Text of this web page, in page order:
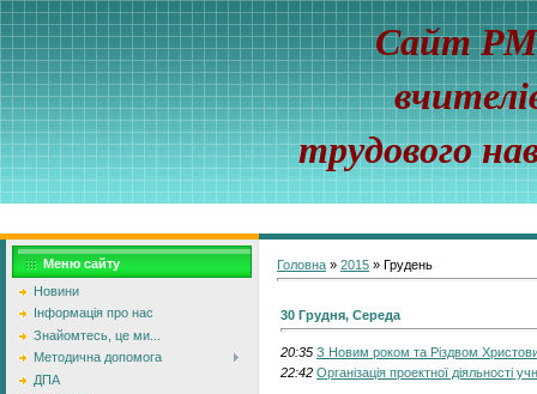
Сайт
трудового
Меню сайту
Новини
Інформація про нас
Знайомтесь, це ми...
Методична допомога
ДПА
Головна » 2015 » Грудень
30 Грудня, Середа
20:35 З Новим роком та Різдвом
22:42 Організація проектної діяльності